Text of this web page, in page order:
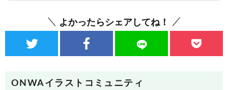
よかったらシェアしてね！
ONWAイラストコミュニティ